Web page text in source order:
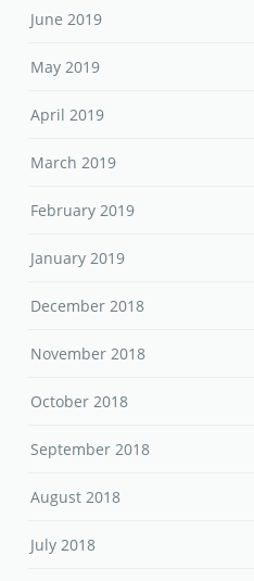
June 2019
May 2019
April 2019
March 2019
February 2019
January 2019
December 2018
November 2018
October 2018
September 2018
August 2018
July 2018